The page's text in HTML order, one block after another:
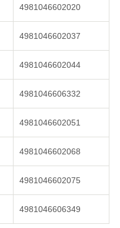
4981046602020
4981046602037
4981046602044
4981046606332
4981046602051
4981046602068
4981046602075
4981046606349